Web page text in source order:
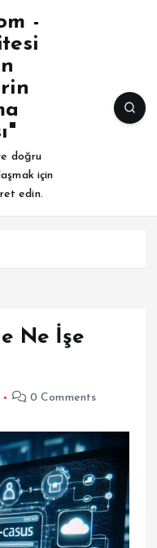
doğru
için
edin.
Ne İşe
0 Comments